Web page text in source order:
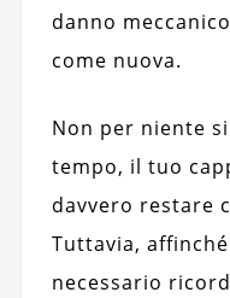
danno
come nuova.
Non per niente
tempo, il tuo
davvero restare
Tuttavia,
necessario